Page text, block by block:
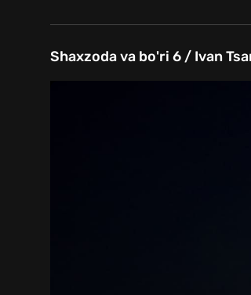
Shaxzoda va bo'ri 6 / Ivan